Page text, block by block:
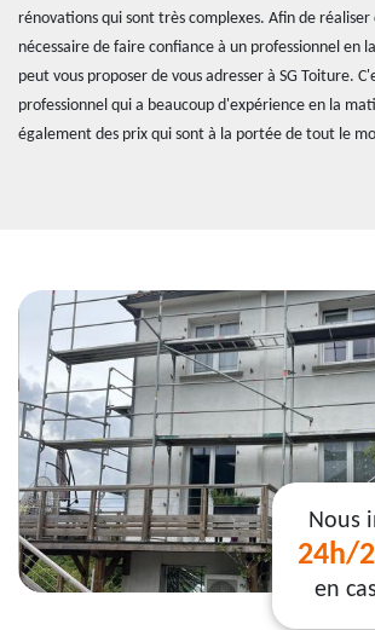
rénovations qui sont très complexes. Afin de réaliser
nécessaire de faire confiance à un professionnel en
peut vous proposer de vous adresser à SG Toiture.
professionnel qui a beaucoup d'expérience en la
également des prix qui sont à la portée de tout le
Nous
24h/
en